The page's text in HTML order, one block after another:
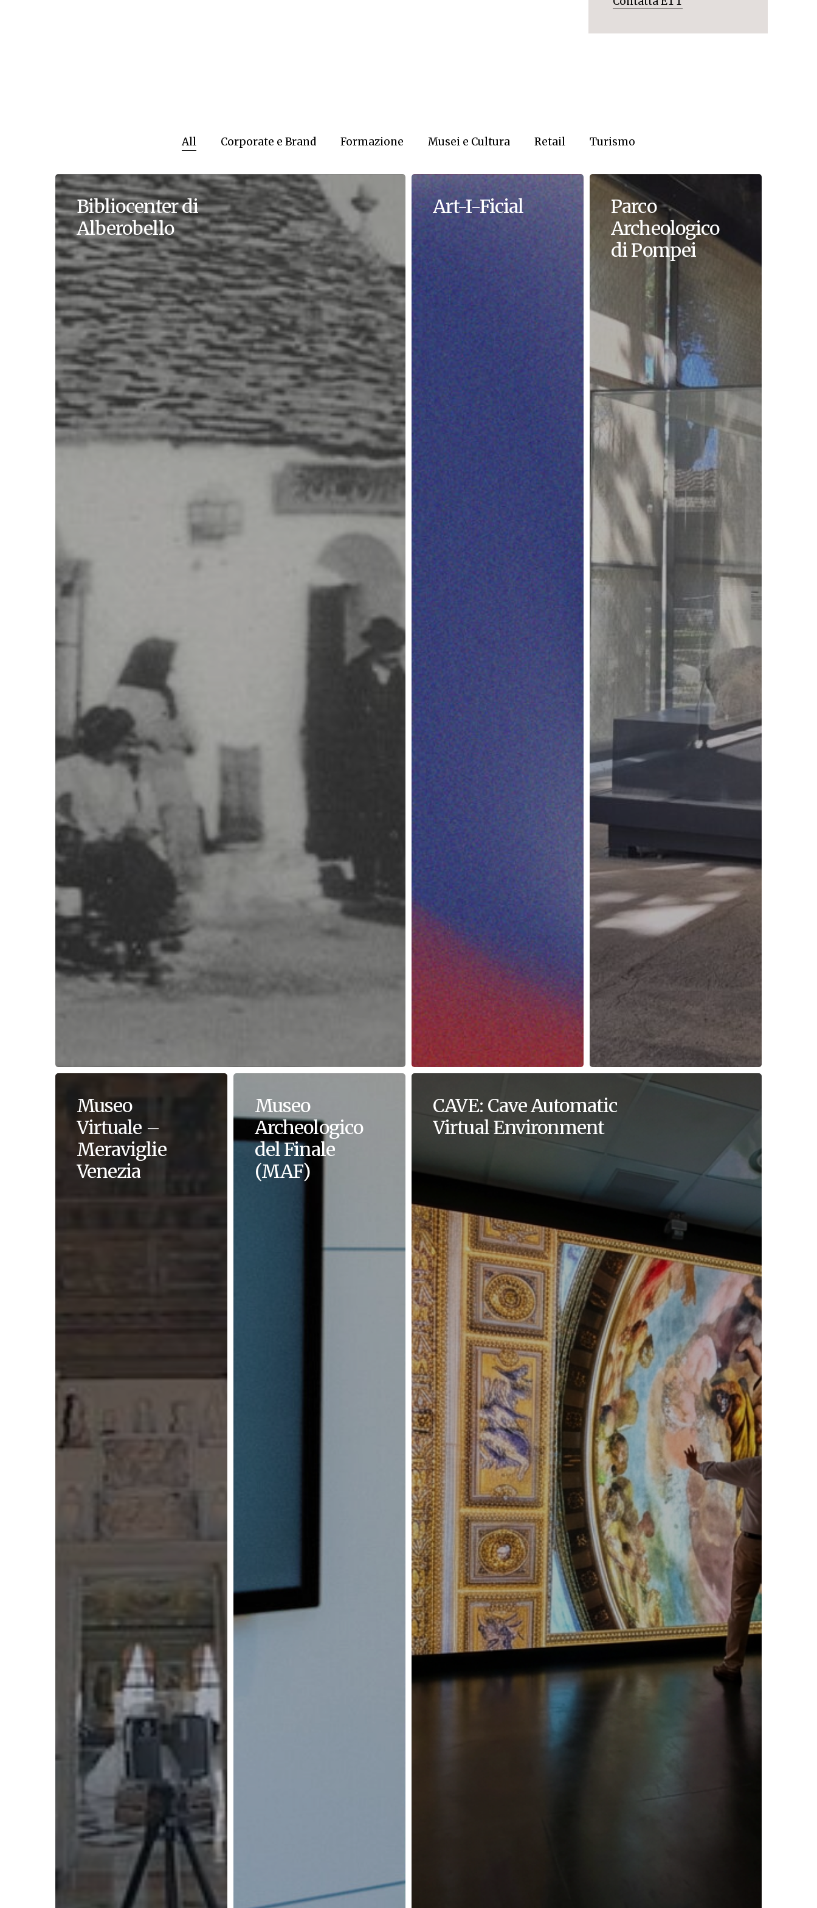
All Corporate e Brand Formazione Musei e Cultura Retail Turismo
Bibliocenter di
Alberobello
Art-I-Ficial
Parco
Archeologico
di Pompei
Museo
Virtuale –
Meraviglie
Venezia
Museo
Archeologico
del Finale
(MAF)
CAVE: Cave Automatic
Virtual Environment